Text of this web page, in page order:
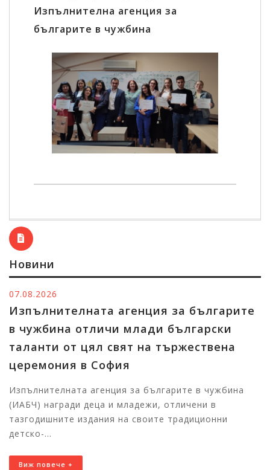
Изпълнителна агенция за
българите в чужбина
Новини
агенция за българите
отличи млади български
от цял свят на тържествена
в София
агенция за българите в чужбина
награди деца и младежи, отличени в
издания на своите традиционни
...
+